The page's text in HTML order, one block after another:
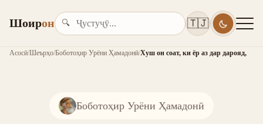
Шоирон 🔍 🇹🇯
Асосӣ/Шеърҳо/Боботоҳир Урёни Ҳамадонӣ/Хуш он соат, ки ёр аз дар дарояд,
Боботоҳир Урёни Ҳамадонӣ